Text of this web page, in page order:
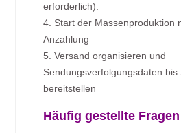
erforderlich).
4. Start der Massenproduktion
Anzahlung
5. Versand organisieren und
Sendungsverfolgungsdaten bis
bereitstellen
Häufig gestellte Fragen